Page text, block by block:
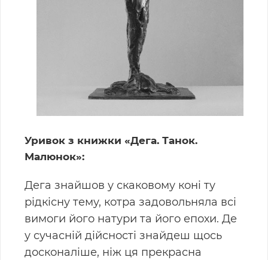
Уривок з книжки «Дега. Танок.
Малюнок»:
Дега знайшов у скаковому коні ту
рідкісну тему, котра задовольняла всі
вимоги його натури та його епохи. Де
у сучасній дійсності знайдеш щось
досконаліше, ніж ця прекрасна